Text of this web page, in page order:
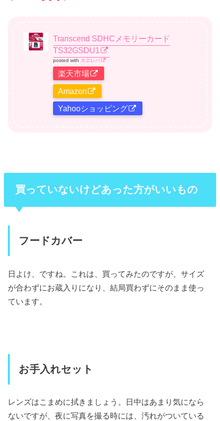
Transcend SDHCメモリーカード
TS32GSDU1
posted with カエレバ
楽天市場
Amazon
Yahooショッピング
買っていないけどあった方がいいもの
フードカバー
日よけ、ですね。これは、買ってみたのですが、サイズ
が合わずにお蔵入りになり、結局買わずにそのまま使っ
ています。
お手入れセット
レンズはこまめに拭きましょう。日中はあまり気になら
ないですが、夜に写真を撮る時には、汚れがついている